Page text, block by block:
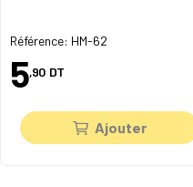
Référence: HM-62
5,90 DT
Ajouter